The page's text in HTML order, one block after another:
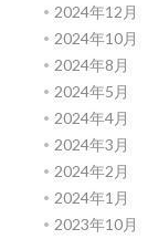
2024年12月
2024年10月
2024年8月
2024年5月
2024年4月
2024年3月
2024年2月
2024年1月
2023年10月